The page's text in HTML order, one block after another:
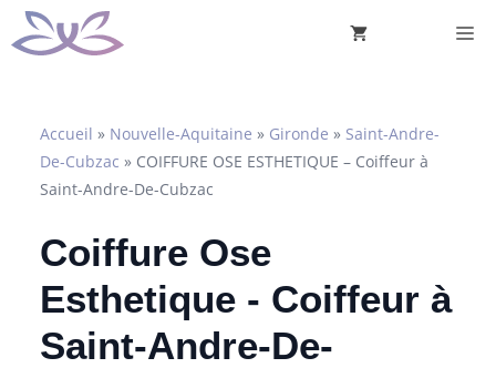
Aller
au
Accueil » Nouvelle-Aquitaine » Gironde » Saint-Andre-
De-Cubzac » COIFFURE OSE ESTHETIQUE – Coiffeur à
Saint-Andre-De-Cubzac
Coiffure Ose
Esthetique - Coiffeur à
Saint-Andre-De-